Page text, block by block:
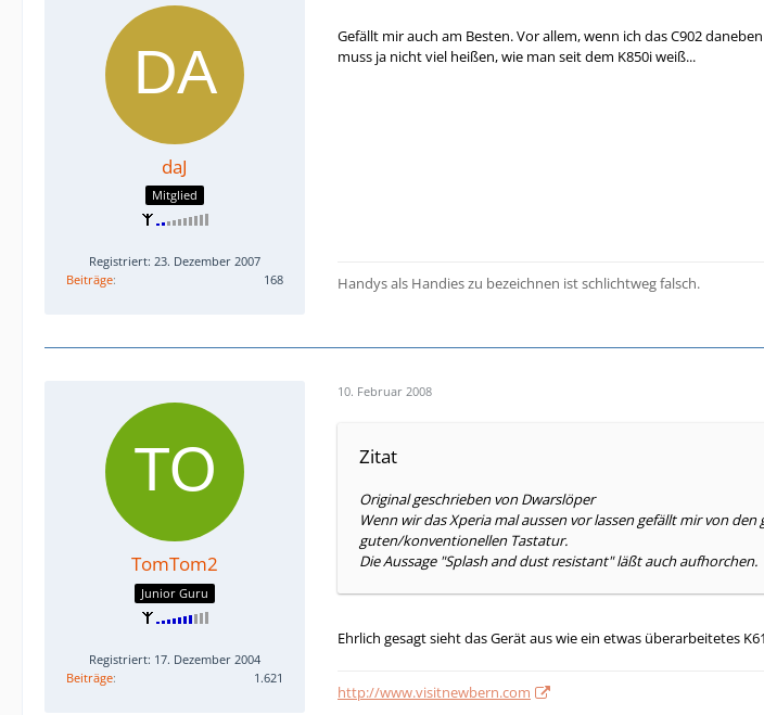
daJ
Mitglied
Registriert: 23. Dezember 2007
Beiträge
168
Gefällt mir auch am Besten. Vor allem, wenn ich das C902
muss ja nicht viel heißen, wie man seit dem K850i weiß...
Handys als Handies zu bezeichnen ist schlichtweg falsch.
TomTom2
Junior Guru
Registriert: 17. Dezember 2004
Beiträge
1.621
10. Februar 2008
Zitat
Original geschrieben von Dwarslöper
Wenn wir das Xperia mal aussen vor lassen gefällt mir von
guten/konventionellen Tastatur.
Die Aussage "Splash and dust resistant" läßt auch aufhorchen.
Ehrlich gesagt sieht das Gerät aus wie ein etwas überarbeitetes
http://www.visitnewbern.com